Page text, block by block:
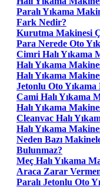
Paralı Yıkama
Fark Nedir?
Kurutma Makinesi
Para Nerede Oto
Cimri Halı Yıkama
Halı Yıkama
Halı Yıkama
Jetonlu Oto Yıkama
Cami Halı Yıkama
Halı Yıkama
Cleanvac Halı
Halı Yıkama
Neden Bazı
Bulunmaz?
Meç Halı Yıkama
Araca Zarar
Paralı Jetonlu Oto